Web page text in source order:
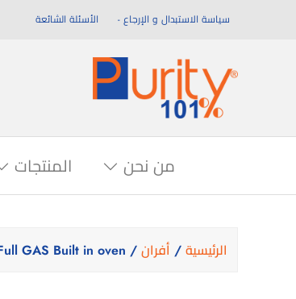
سياسة الاستبدال و الإرجاع الأسئلة الشائعة
من نحن المنتجات
الرئيسية / أفران / OPRQG90ST-90cm – Full GAS Built in oven